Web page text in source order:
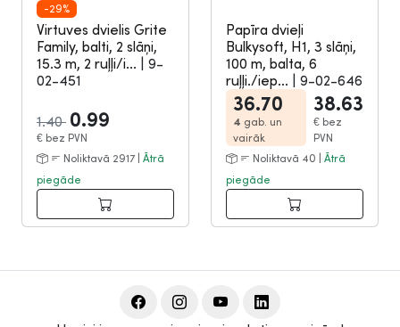
-29%
Virtuves dvielis Grite
Family, balti, 2 slāņi,
15.3 m, 2 ruļļi/i...
9-
02-451
1.40 0.99
€ bez PVN
Noliktavā 2917 | Ātrā
piegāde
Papīra dvieļi
Bulkysoft, H1, 3 slāņi,
100 m, balta, 6
ruļļi./iep...
9-02-646
36.70
4 gab. un
vairāk
38.63
€ bez
PVN
Noliktavā 40 | Ātrā
piegāde